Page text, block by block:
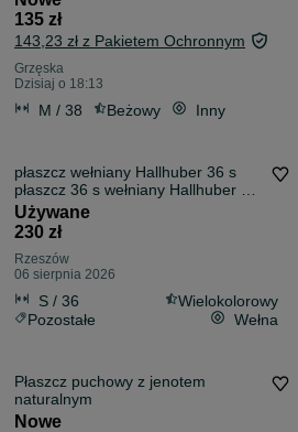
135 zł
143,23 zł z Pakietem Ochronnym
Grzęska
Dzisiaj o 18:13
M / 38 Beżowy Inny
płaszcz wełniany Hallhuber 36 s
płaszcz 36 s wełniany Hallhuber s
36
Używane
230 zł
Rzeszów
06 sierpnia 2026
S / 36
Wielokolorowy
Pozostałe
Wełna
Płaszcz puchowy z jenotem
naturalnym
Nowe